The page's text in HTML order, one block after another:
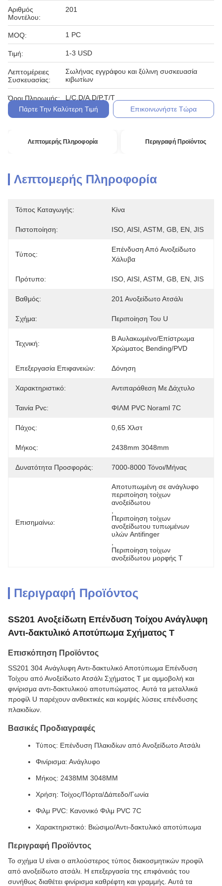
Αριθμός
Μοντέλου:
201
MOQ: 1 PC
Τιμή: 1-3 USD
Λεπτομέρειες
Συσκευασίας:
Σωλήνας εγγράφου και ξύλινη συσκευασία
κιβωτίων
Όροι Πληρωμής:
L/C,D/A,D/P,T/T
Πάρτε Την Καλύτερη Τιμή
Επικοινωνήστε Τώρα
Λεπτομερής Πληροφορία Περιγραφή Προϊόντος
Λεπτομερής Πληροφορία
Τόπος Καταγωγής: Κίνα
Πιστοποίηση: ISO, AISI, ASTM, GB, EN, JIS
Τύπος:
Επένδυση Από Ανοξείδωτο
Χάλυβα
Πρότυπο: ISO, AISI, ASTM, GB, EN, JIS
Βαθμός: 201 Ανοξείδωτο Ατσάλι
Σχήμα: Περιποίηση Του U
Τεχνική:
Β Αυλακωμένο/επίστρωμα
Χρώματος Bending/PVD
Επεξεργασία Επιφανειών: Δόνηση
Χαρακτηριστικό: Αντιπαράθεση Με Δάχτυλο
Ταινία Pvc: ΦΙΛΜ PVC Noraml 7C
Πάχος: 0,65 Χλστ
Μήκος: 2438mm 3048mm
Δυνατότητα Προσφοράς: 7000-8000 Τόνοι/μήνας
Επισημαίνω:
Αποτυπωμένη σε ανάγλυφο
περιποίηση τοίχων
ανοξείδωτου
Περιποίηση τοίχων
ανοξείδωτου τυπωμένων
υλών Antifinger
Περιποίηση τοίχων
ανοξείδωτου μορφής Τ
Περιγραφή Προϊόντος
SS201 Ανοξείδωτη Επένδυση Τοίχου Ανάγλυφη
Αντι-δακτυλικό Αποτύπωμα Σχήματος Τ
Επισκόπηση Προϊόντος
SS201 304 Ανάγλυφη Αντι-δακτυλικό Αποτύπωμα Επένδυση
Τοίχου από Ανοξείδωτο Ατσάλι Σχήματος Τ με αμμοβολή και
φινίρισμα αντι-δακτυλικού αποτυπώματος. Αυτά τα μεταλλικά
προφίλ U παρέχουν ανθεκτικές και κομψές λύσεις επένδυσης
πλακιδίων.
Βασικές Προδιαγραφές
Τύπος: Επένδυση Πλακιδίων από Ανοξείδωτο Ατσάλι
Φινίρισμα: Ανάγλυφο
Μήκος: 2438MM 3048MM
Χρήση: Τοίχος/Πόρτα/Δάπεδο/Γωνία
Φιλμ PVC: Κανονικό Φιλμ PVC 7C
Χαρακτηριστικό: Βιώσιμο/Αντι-δακτυλικό αποτύπωμα
Περιγραφή Προϊόντος
Το σχήμα U είναι ο απλούστερος τύπος διακοσμητικών προφίλ
από ανοξείδωτο ατσάλι. Η επεξεργασία της επιφάνειάς του
συνήθως διαθέτει φινίρισμα καθρέφτη και γραμμής. Αυτά τα